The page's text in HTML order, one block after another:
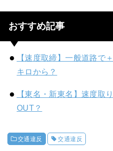
おすすめ記事
【速度取締】一般道路で
キロから？
【東名・新東名】速度取
OUT？
交通違反 交通違反